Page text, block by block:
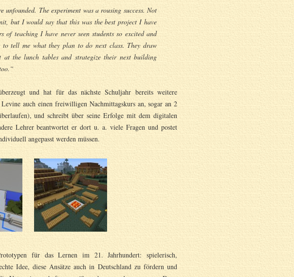
The experiment was a rousing success. Not
but I would say that this was the best project I have
of teaching I have never seen students so excited and
tell me what they plan to do next class. They draw
the lunch tables and strategize their next building
und hat für das nächste Schuljahr bereits weitere
auch einen freiwilligen Nachmittagskurs an, sogar an 2
und schreibt über seine Erfolge mit dem digitalen
Lehrer beantwortet er dort u. a. viele Fragen und postet
angepasst werden müssen.
für das Lernen im 21. Jahrhundert: spielerisch,
Idee, diese Ansätze auch in Deutschland zu fördern und